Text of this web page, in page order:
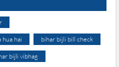
hua hai bihar bijli bill check
bijli vibhag